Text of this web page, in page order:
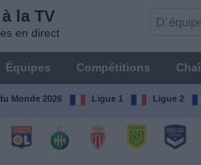
la TV
en direct
Équipes Compétitions
Monde 2026 Ligue 1 Ligue 2